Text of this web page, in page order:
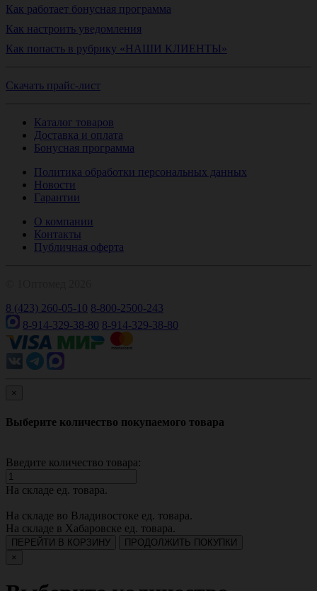
Как работает бонусная программа
Как настроить уведомления
Как попасть в рубрику «НАШИ КЛИЕНТЫ»
Скачать прайс-лист
Каталог товаров
Доставка и оплата
Бонусная программа
Политика обработки персональных данных
Новости
Гарантии
О компании
Контакты
Публичная оферта
8 (423) 260-05-10 8-800-2500-243
8-914-329-38-80 8-914-329-38-80
×
Выберите количество покупаемого товара
Введите количество товара:
На складе ед. товара.
На складе во Владивостоке ед. товара.
На складе в Хабаровске ед. товара.
ПЕРЕЙТИ В КОРЗИНУ
ПРОДОЛЖИТЬ ПОКУПКИ
×